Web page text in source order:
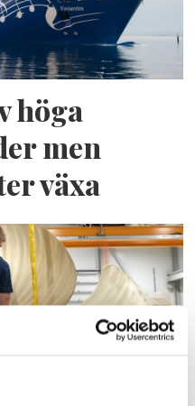
höga
men
växa